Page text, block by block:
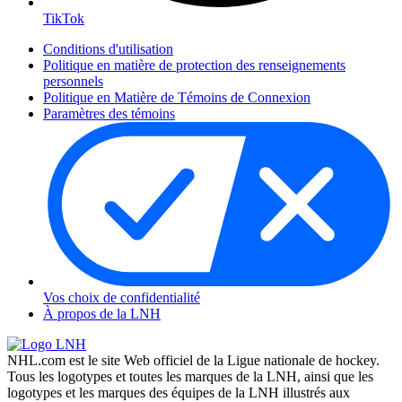
TikTok
Conditions d'utilisation
Politique en matière de protection des renseignements
personnels
Politique en Matière de Témoins de Connexion
Paramètres des témoins
Vos choix de confidentialité
À propos de la LNH
NHL.com est le site Web officiel de la Ligue nationale de hockey.
Tous les logotypes et toutes les marques de la LNH, ainsi que les
logotypes et les marques des équipes de la LNH illustrés aux